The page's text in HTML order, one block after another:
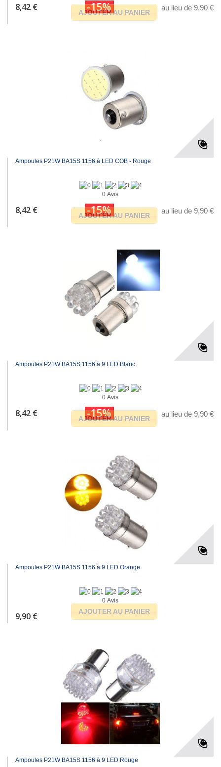
8,42 € au lieu de 9,90 €
-15%
AJOUTER AU PANIER
Ampoules P21W BA15S 1156 à LED COB - Rouge
0 Avis
8,42 € au lieu de 9,90 €
-15%
AJOUTER AU PANIER
Ampoules P21W BA15S 1156 à 9 LED Blanc
0 Avis
8,42 € au lieu de 9,90 €
-15%
AJOUTER AU PANIER
Ampoules P21W BA15S 1156 à 9 LED Orange
0 Avis
9,90 € AJOUTER AU PANIER
Ampoules P21W BA15S 1156 à 9 LED Rouge